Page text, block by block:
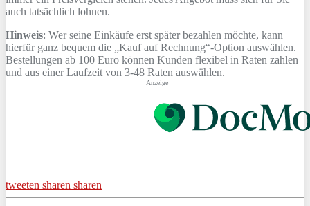
auch tatsächlich lohnen.
Hinweis: Wer seine Einkäufe erst später bezahlen möchte, kann
hierfür ganz bequem die „Kauf auf Rechnung“-Option auswählen.
Bestellungen ab 100 Euro können Kunden flexibel in Raten zahlen
und aus einer Laufzeit von 3-48 Raten auswählen.
Anzeige
tweeten sharen sharen